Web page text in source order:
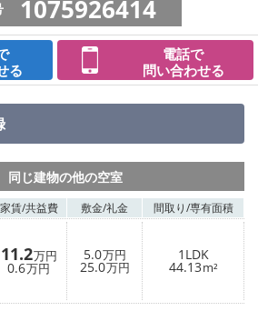
1075926414
る
電話で
問い合わせる
同じ建物の他の空室
家賃/共益費 敷金/礼金 間取り/専有面積
11.2万円
0.6万円
5.0万円
25.0万円
1LDK
44.13m²